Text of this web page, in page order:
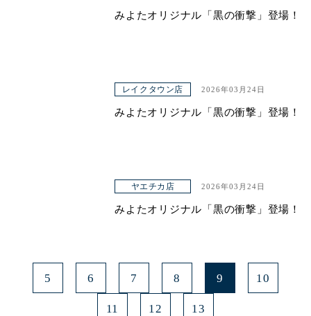
みよたオリジナル「黒の衝撃」登場！
レイクタウン店 2026年03月24日
みよたオリジナル「黒の衝撃」登場！
ヤエチカ店 2026年03月24日
みよたオリジナル「黒の衝撃」登場！
5 6 7 8 9 10
11 12 13